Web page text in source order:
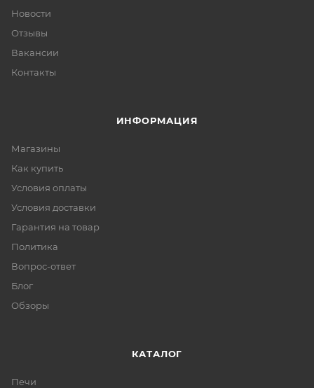
Новости
Отзывы
Вакансии
Контакты
ИНФОРМАЦИЯ
Магазины
Как купить
Условия оплаты
Условия доставки
Гарантия на товар
Политика
Вопрос-ответ
Блог
Обзоры
КАТАЛОГ
Печи